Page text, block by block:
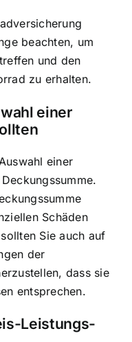
beachten, um
und den
zu erhalten.
einer
einer
Schäden
Sie auch auf
der
dass sie
entsprechen.
Leistungs-